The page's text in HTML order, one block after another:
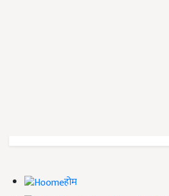
होम